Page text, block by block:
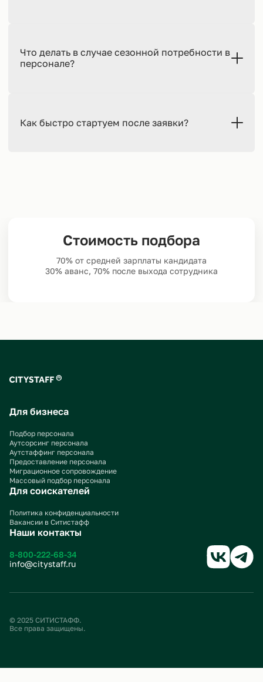
Что делать в случае сезонной потребности в
персонале?
Как быстро стартуем после заявки?
Стоимость подбора
70% от средней зарплаты кандидата
30% аванс, 70% после выхода сотрудника
Наши контакты
8-800-222-68-34
info@citystaff.ru
Для бизнеса
Подбор персонала
Аутсорсинг персонала
Аутстаффинг персонала
Предоставление персонала
Миграционное сопровождение
Массовый подбор персонала
Для соискателей
Политика конфиденциальности
Вакансии в Ситистафф
© 2025 СИТИСТАФФ.
Все права защищены.